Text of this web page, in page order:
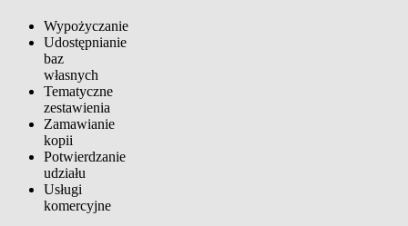
Wypożyczanie
Udostępnianie
baz
własnych
Tematyczne
zestawienia
Zamawianie
kopii
Potwierdzanie
udziału
Usługi
komercyjne